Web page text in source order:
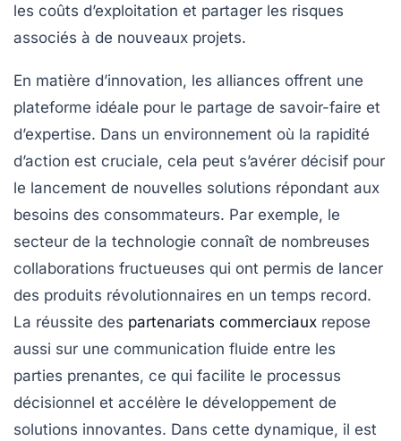
les coûts d’exploitation et partager les risques
associés à de nouveaux projets.
En matière d’innovation, les alliances offrent une
plateforme idéale pour le partage de savoir-faire et
d’expertise. Dans un environnement où la rapidité
d’action est cruciale, cela peut s’avérer décisif pour
le lancement de nouvelles solutions répondant aux
besoins des consommateurs. Par exemple, le
secteur de la technologie connaît de nombreuses
collaborations fructueuses qui ont permis de lancer
des produits révolutionnaires en un temps record.
La réussite des partenariats commerciaux repose
aussi sur une communication fluide entre les
parties prenantes, ce qui facilite le processus
décisionnel et accélère le développement de
solutions innovantes. Dans cette dynamique, il est